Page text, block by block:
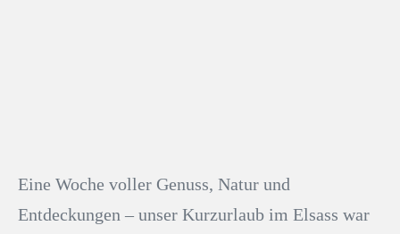
Eine Woche voller Genuss, Natur und
Entdeckungen – unser Kurzurlaub im Elsass war